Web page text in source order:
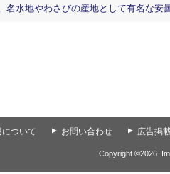
名水地やわさびの産地として有名な安
ついて ▲ お問い合わせ ▲ 広告掲
Copyright ©2026